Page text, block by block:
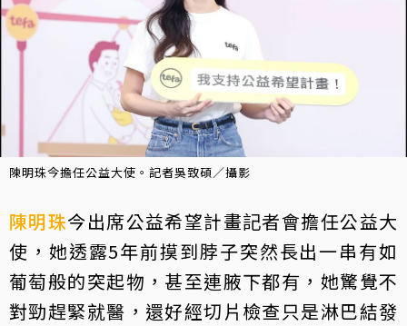
陳明珠今擔任公益大使。記者吳致碩／攝影
陳明珠今出席公益希望計畫記者會擔任公益大
使，她透露5年前摸到脖子突然長出一串有如
葡萄般的突起物，甚至連腋下都有，她驚覺不
對勁趕緊就醫，還好經切片檢查只是淋巴結發